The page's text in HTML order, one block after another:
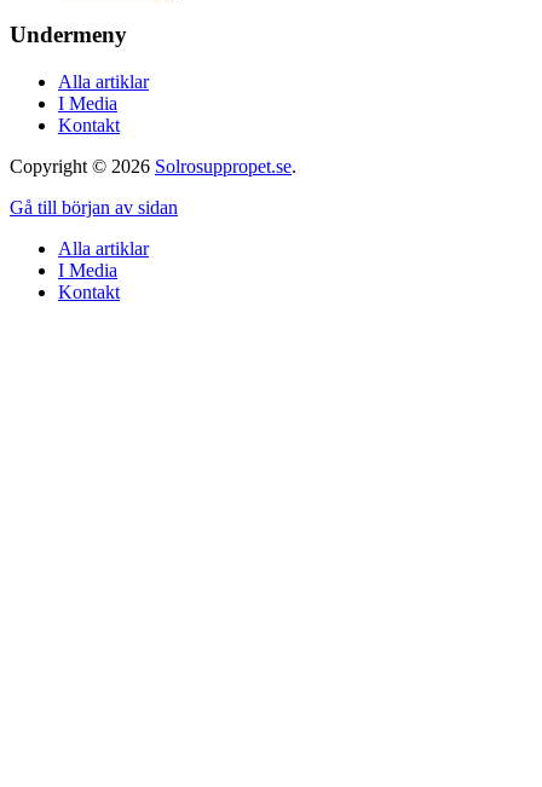
Undermeny
Alla artiklar
I Media
Kontakt
Copyright © 2026 Solrosuppropet.se.
Gå till början av sidan
Alla artiklar
I Media
Kontakt